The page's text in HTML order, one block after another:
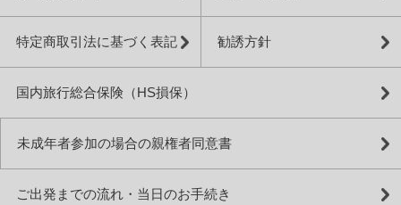
特定商取引法に基づく表記 勧誘方針
国内旅行総合保険（HS損保）
未成年者参加の場合の親権者同意書
ご出発までの流れ・当日のお手続き